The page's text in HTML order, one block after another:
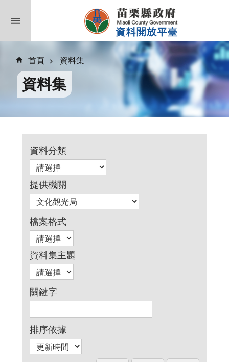
首頁 資料集
資料集
資料分類
提供機關
檔案格式
資料集主題
關鍵字
排序依據